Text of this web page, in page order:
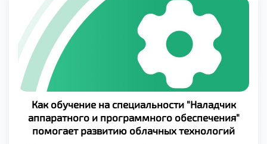
уровня до высоких позиций в IT-сфере — каждый этап
карьеры требует определенных усилий, знаний и
стратегического планирования. […]
Как обучение на специальности "Наладчик
аппаратного и программного обеспечения"
помогает развитию облачных технологий